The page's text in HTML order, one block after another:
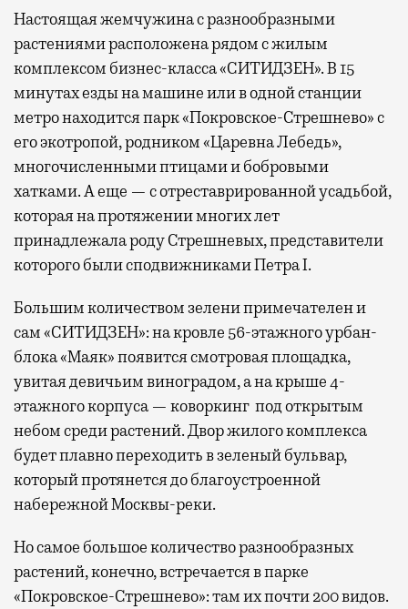
Настоящая жемчужина с разнообразными
растениями расположена рядом с жилым
комплексом бизнес-класса «СИТИДЗЕН». В 15
минутах езды на машине или в одной станции
метро находится парк «Покровское-Стрешнево» с
его экотропой, родником «Царевна Лебедь»,
многочисленными птицами и бобровыми
хатками. А еще — с отреставрированной усадьбой,
которая на протяжении многих лет
принадлежала роду Стрешневых, представители
которого были сподвижниками Петра I.
Большим количеством зелени примечателен и
сам «СИТИДЗЕН»: на кровле 56-этажного урбан-
блока «Маяк» появится смотровая площадка,
увитая девичьим виноградом, а на крыше 4-
этажного корпуса — коворкинг под открытым
небом среди растений. Двор жилого комплекса
будет плавно переходить в зеленый бульвар,
который протянется до благоустроенной
набережной Москвы-реки.
Но самое большое количество разнообразных
растений, конечно, встречается в парке
«Покровское-Стрешнево»: там ихпочти 200 видов.